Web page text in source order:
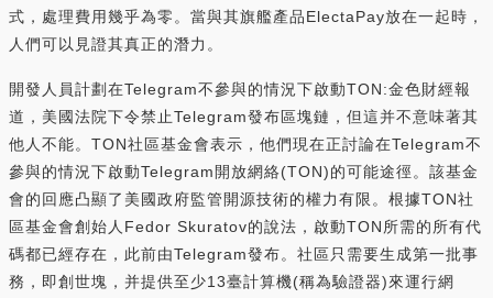
式，處理費用幾乎為零。當與其旗艦產品ElectaPay放在一起時，
人們可以見證其真正的潛力。
開發人員計劃在Telegram不參與的情況下啟動TON:金色財經報
道，美國法院下令禁止Telegram發布區塊鏈，但這并不意味著其
他人不能。TON社區基金會表示，他們現在正討論在Telegram不
參與的情況下啟動Telegram開放網絡(TON)的可能途徑。該基金
會的回應凸顯了美國政府監管開源技術的權力有限。根據TON社
區基金會創始人Fedor Skuratov的說法，啟動TON所需的所有代
碼都已經存在，此前由Telegram發布。社區只需要生成第一批事
務，即創世塊，并提供至少13臺計算機(稱為驗證器)來運行網